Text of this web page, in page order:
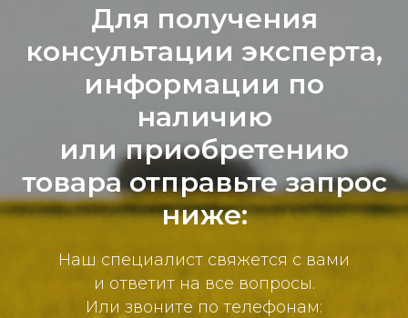
Для получения
консультации эксперта,
информации по
наличию
или приобретению
товара отправьте запрос
ниже:
Наш специалист свяжется с вами
и ответит на все вопросы.
Или звоните по телефонам: